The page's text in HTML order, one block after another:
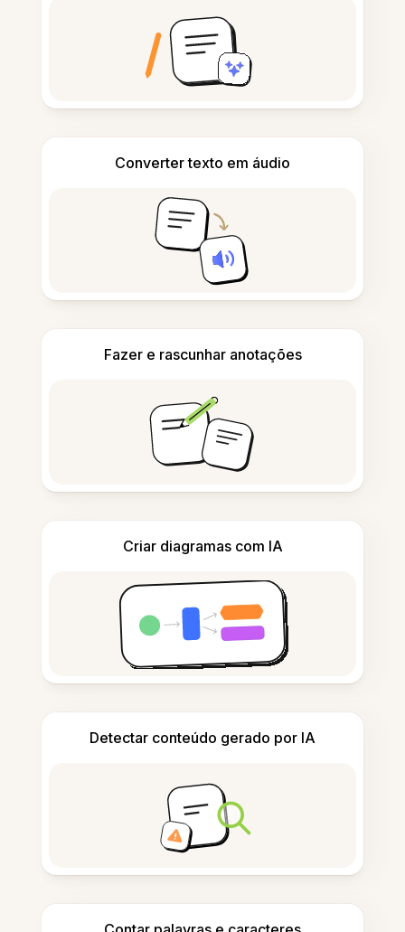
Converter texto em áudio
Fazer e rascunhar anotações
Criar diagramas com IA
Detectar conteúdo gerado por IA